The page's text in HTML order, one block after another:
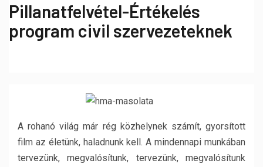
Pillanatfelvétel-Értékelés
program civil szervezeteknek
A rohanó világ már rég közhelynek számít, gyorsított
film az életünk, haladnunk kell. A mindennapi munkában
tervezünk, megvalósítunk, tervezünk, megvalósítunk